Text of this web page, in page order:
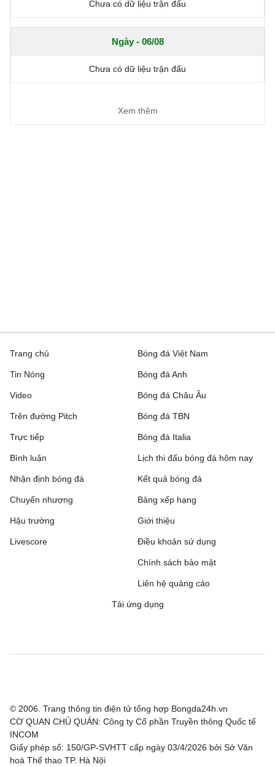
Chưa có dữ liệu trận đấu
Ngày - 06/08
Chưa có dữ liệu trận đấu
Xem thêm
Trang chủ
Tin Nóng
Video
Trên đường Pitch
Trực tiếp
Bóng đá Việt Nam
Bóng đá Anh
Bóng đá Châu Âu
Bóng đá TBN
Bóng đá Italia
Bình luận
Nhận định bóng đá
Chuyển nhượng
Hậu trường
Livescore
Lịch thi đấu bóng đá hôm nay
Kết quả bóng đá
Bảng xếp hạng
Giới thiệu
Điều khoản sử dụng
Chính sách bảo mật
Liên hệ quảng cáo
Tải ứng dụng
© 2006. Trang thông tin điện tử tổng hợp Bongda24h.vn
CƠ QUAN CHỦ QUẢN: Công ty Cổ phần Truyền thông Quốc tế
INCOM
Giấy phép số: 150/GP-SVHTT cấp ngày 03/4/2026 bởi Sở Văn
hoá Thể thao TP. Hà Nội